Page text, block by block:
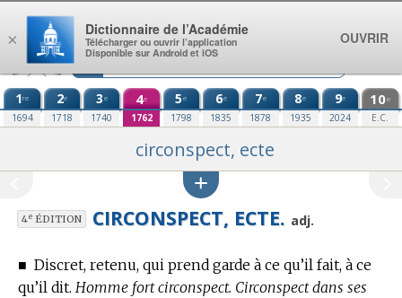
Aller au contenu
1re
1694
2e
1718
3e
1740
4e
1762
5e
1798
6e
1835
7e
1878
8e
1935
9e
2024
10e
E.C.
circonspect, ecte
4eÉDITION CIRCONSPECT, ECTE. adj.
■ Discret, retenu, qui prend garde à ce qu’il fait, à ce
qu’il dit. Homme fort circonspect. Circonspect dans ses
×
Dictionnaire de l’Académie
Télécharger ou ouvrir l’application
Disponible sur Android et iOS
OUVRIR